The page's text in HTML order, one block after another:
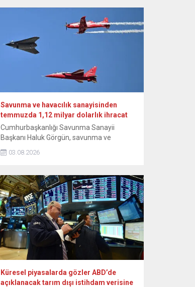
imzalandı. Enerji ve Tabii Kaynaklar
Bakanlığından yapılan açıklamaya göre,
Enerji ve Tabii Kaynaklar Bakanı Alparslan
Bayraktar, Irak Petrol Bakanı Basim
Muhammed Hüdeyir ve beraberindeki
Savunma ve havacılık sanayisinden
temmuzda 1,12 milyar dolarlık ihracat
Cumhurbaşkanlığı Savunma Sanayii
Başkanı Haluk Görgün, savunma ve
ayında geçen yılın aynı ayına göre yüzde
gerçekleştirdiğini bildirdi. Görgün, NSosyal
hesabından yaptığı paylaşımda, Türk
savunma ve havacılık sanayisi sektörünün
ihracat verilerine ilişkin bilgi verdi. Sektörün
temmuz ayında da ihracattaki istikrarlı
yükselişini...
03.08.2026
Küresel piyasalarda gözler ABD’de
açıklanacak tarım dışı istihdam verisine